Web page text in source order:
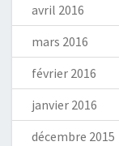
avril 2016
mars 2016
février 2016
janvier 2016
décembre 2015